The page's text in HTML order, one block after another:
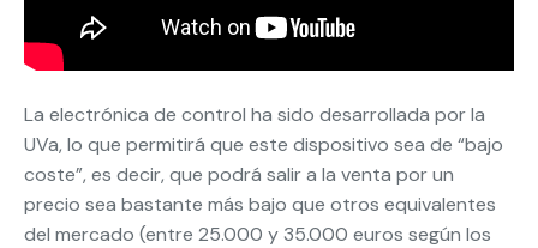
La electrónica de control ha sido desarrollada por la
UVa, lo que permitirá que este dispositivo sea de “bajo
coste”, es decir, que podrá salir a la venta por un
precio sea bastante más bajo que otros equivalentes
del mercado (entre 25.000 y 35.000 euros según los